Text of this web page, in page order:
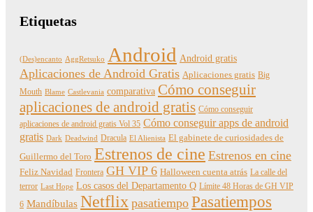
Etiquetas
(Des)encanto AggRetsuko Android Android gratis
Aplicaciones de Android Gratis Aplicaciones gratis Big
Mouth Blame Castlevania comparativa Cómo conseguir
aplicaciones de android gratis Cómo conseguir
aplicaciones de android gratis Vol 35 Cómo conseguir apps de android
gratis Dark Deadwind Dracula El Alienista El gabinete de curiosidades de
Guillermo del Toro Estrenos de cine Estrenos en cine
Feliz Navidad Frontera GH VIP 6 Halloween cuenta atrás La calle del
terror Last Hope Los casos del Departamento Q Límite 48 Horas de GH VIP
6 Mandíbulas Netflix pasatiempo Pasatiempos